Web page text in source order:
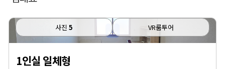
사진 5 VR룸투어
1인실 일체형